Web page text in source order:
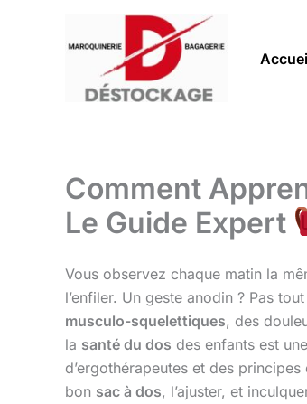
Comment
Le Guide Expert
Vous observez chaque matin la
l’enfiler. Un geste anodin ? Pas
musculo-squelettiques, des
la santé du dos des enfants est
d’ergothérapeutes et des principes
bon sac à dos, l’ajuster, et